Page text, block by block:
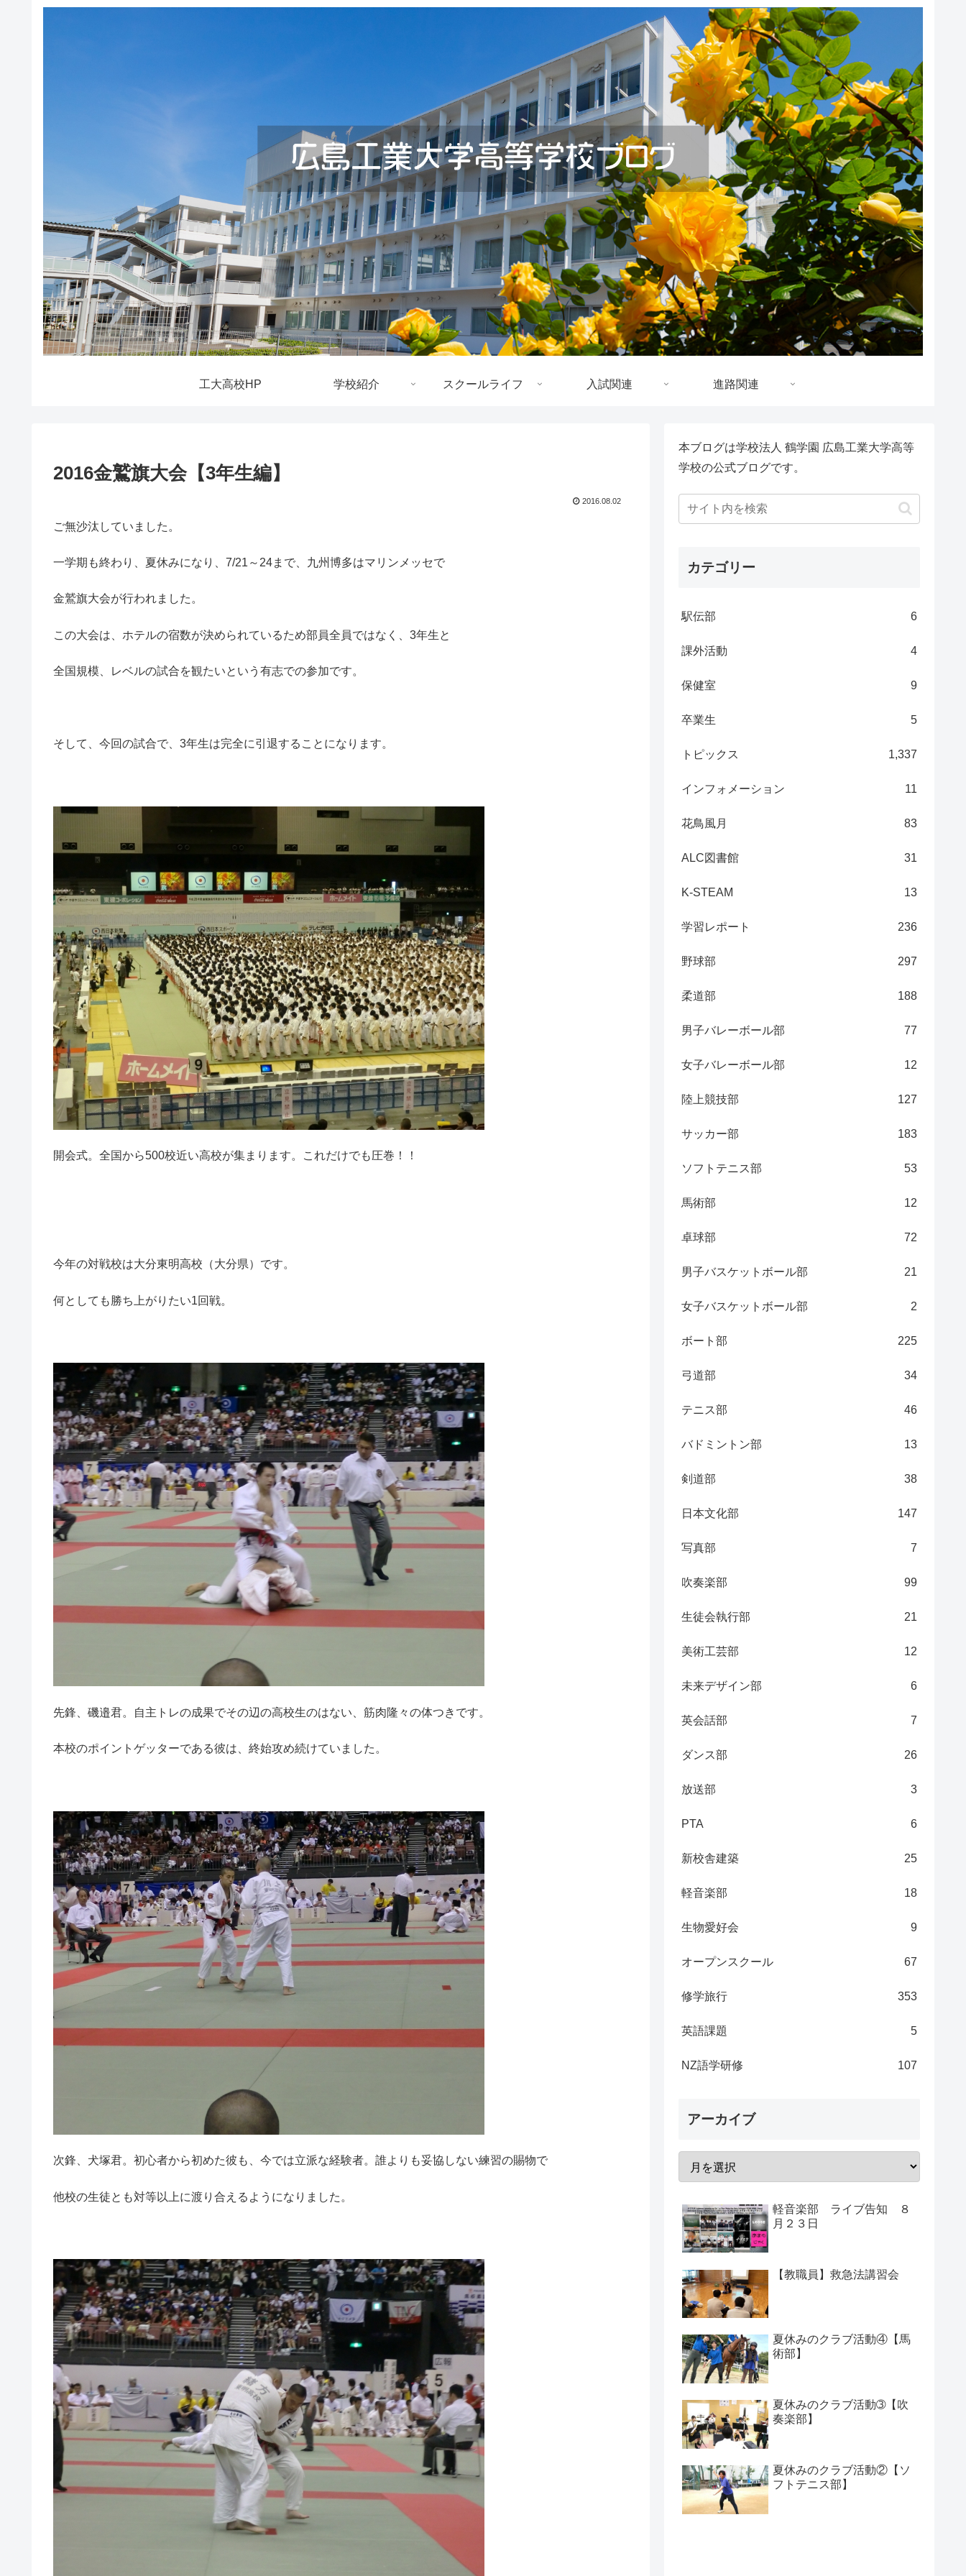
工大高校HP 学校紹介 スクールライフ 入試関連 進路関連
2016金鷲旗大会【3年生編】
2016.08.02
ご無沙汰していました。
一学期も終わり、夏休みになり、7/21～24まで、九州博多はマリンメッセで
金鷲旗大会が行われました。
この大会は、ホテルの宿数が決められているため部員全員ではなく、3年生と
全国規模、レベルの試合を観たいという有志での参加です。
そして、今回の試合で、3年生は完全に引退することになります。
開会式。全国から500校近い高校が集まります。これだけでも圧巻！！
今年の対戦校は大分東明高校（大分県）です。
何としても勝ち上がりたい1回戦。
先鋒、磯邉君。自主トレの成果でその辺の高校生のはない、筋肉隆々の体つきです。
本校のポイントゲッターである彼は、終始攻め続けていました。
次鋒、犬塚君。初心者から初めた彼も、今では立派な経験者。誰よりも妥協しない練習の賜物で
他校の生徒とも対等以上に渡り合えるようになりました。
本ブログは学校法人 鶴学園 広島工業大学高等
学校の公式ブログです。
カテゴリー
駅伝部 6
課外活動 4
保健室 9
卒業生 5
トピックス 1,337
インフォメーション 11
花鳥風月 83
ALC図書館 31
K-STEAM 13
学習レポート 236
野球部 297
柔道部 188
男子バレーボール部 77
女子バレーボール部 12
陸上競技部 127
サッカー部 183
ソフトテニス部 53
馬術部 12
卓球部 72
男子バスケットボール部 21
女子バスケットボール部 2
ボート部 225
弓道部 34
テニス部 46
バドミントン部 13
剣道部 38
日本文化部 147
写真部 7
吹奏楽部 99
生徒会執行部 21
美術工芸部 12
未来デザイン部 6
英会話部 7
ダンス部 26
放送部 3
PTA 6
新校舎建築 25
軽音楽部 18
生物愛好会 9
オープンスクール 67
修学旅行 353
英語課題 5
NZ語学研修 107
アーカイブ
軽音楽部 ライブ告知 ８
月２３日
【教職員】救急法講習会
夏休みのクラブ活動④【馬
術部】
夏休みのクラブ活動➂【吹
奏楽部】
夏休みのクラブ活動②【ソ
フトテニス部】